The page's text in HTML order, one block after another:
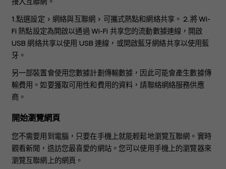
南
1.點選設定 >網絡與互聯網 > 可攜式熱點和網絡共享。 2.將Wi-
Fi 熱點設定為開啟以通過 Wi-Fi 共享您的流動數據連線，開啟
USB 網絡共享以使用 USB 連線，或開啟藍牙網絡共享以使用藍
牙。
另一部裝置會使用您數據計劃傳輸數據，因此可能會產生數據傳
輸費用。如要獲取可用性和費用的資料，請聯絡網絡服務供應
商。
開始瀏覽網頁
您不需要用到電腦，只要在手機上就能輕鬆地瀏覽互聯網。實時
觀看新聞，造訪您最喜愛的網站。您可以使用手機上的瀏覽器來
瀏覽互聯網上的網頁。